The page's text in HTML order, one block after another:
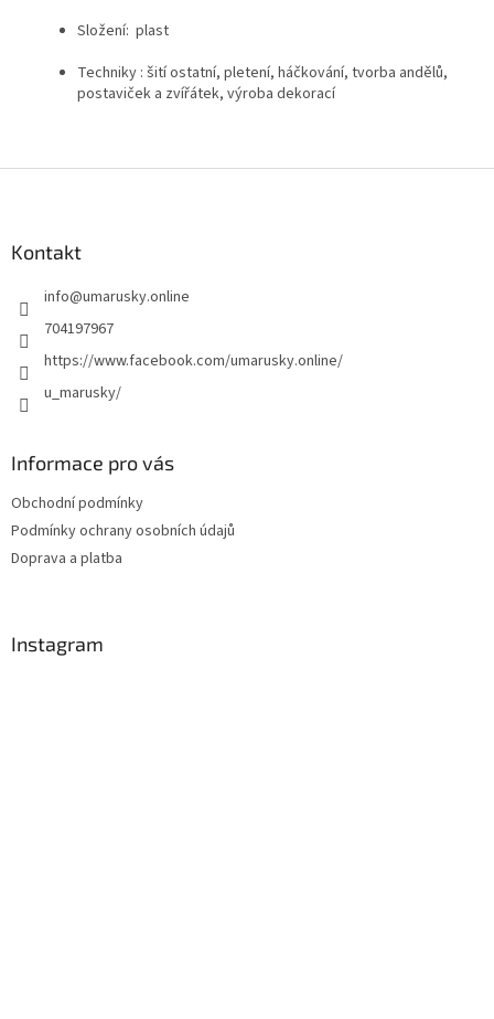
Složení: plast
Techniky : šití ostatní, pletení, háčkování, tvorba andělů,
postaviček a zvířátek, výroba dekorací
Kontakt
info@umarusky.online
704197967
https://www.facebook.com/umarusky.online/
u_marusky/
Informace pro vás
Obchodní podmínky
Podmínky ochrany osobních údajů
Doprava a platba
Instagram